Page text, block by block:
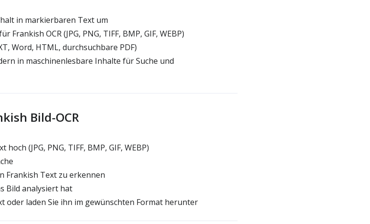
in markierbaren Text um
OCR (JPG, PNG, TIFF, BMP, GIF, WEBP)
Word, HTML, durchsuchbare PDF)
in maschinenlesbare Inhalte für Suche und
Bild-OCR
(JPG, PNG, TIFF, BMP, GIF, WEBP)
Frankish Text zu erkennen
Bild analysiert hat
oder laden Sie ihn im gewünschten Format herunter